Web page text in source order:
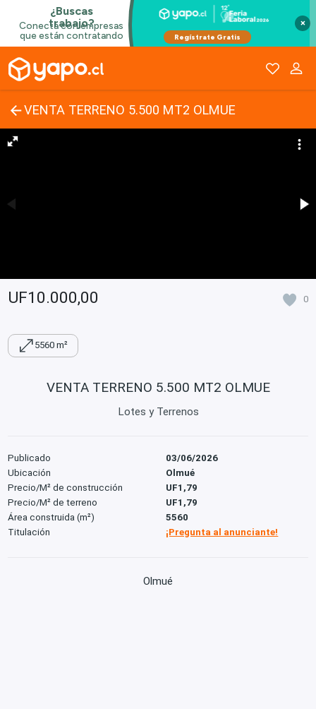
×
VENTA TERRENO 5.500 MT2 OLMUE
UF10.000,00 0
5560 m²
VENTA TERRENO 5.500 MT2 OLMUE
Lotes y Terrenos
Publicado
03/06/2026
Ubicación
Olmué
Precio/M² de construcción
UF1,79
Precio/M² de terreno
UF1,79
Área construida (m²)
5560
Titulación
¡Pregunta al anunciante!
Olmué